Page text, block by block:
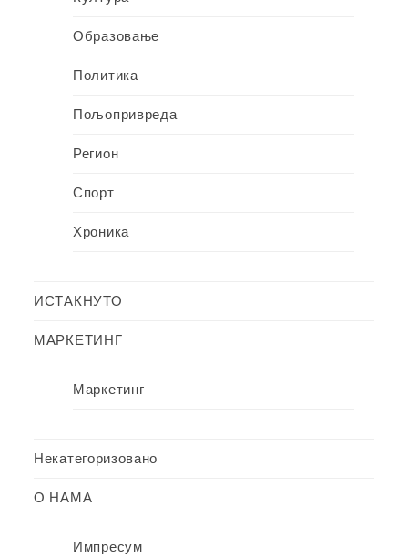
Образовање
Политика
Пољопривреда
Регион
Спорт
Хроника
ИСТАКНУТО
МАРКЕТИНГ
Маркетинг
Некатегоризовано
О НАМА
Импресум